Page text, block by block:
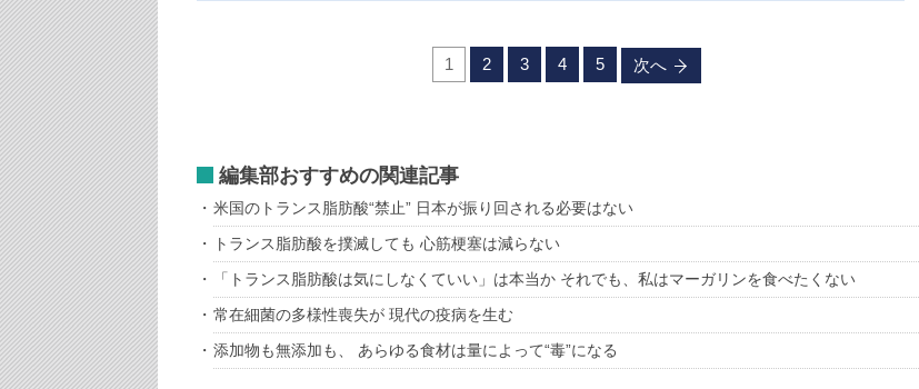
1 2 3 4 5 次へ
編集部おすすめの関連記事
米国のトランス脂肪酸“禁止” 日本が振り回される必要はない
トランス脂肪酸を撲滅しても 心筋梗塞は減らない
「トランス脂肪酸は気にしなくていい」は本当か それでも、私はマーガリンを食べたくない
常在細菌の多様性喪失が 現代の疫病を生む
添加物も無添加も、 あらゆる食材は量によって“毒”になる